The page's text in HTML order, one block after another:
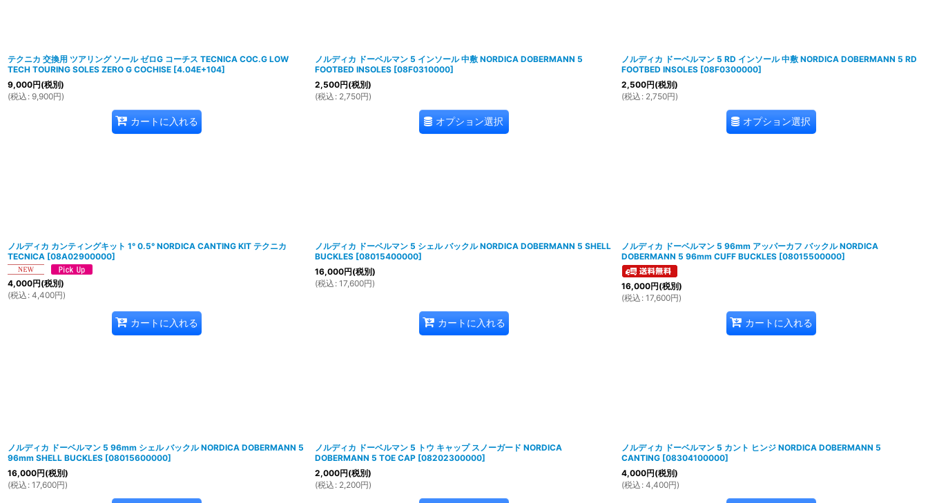
テクニカ 交換用 ツアリング ソール ゼロG コーチス TECNICA COC.G LOW
TECH TOURING SOLES ZERO G COCHISE [4.04E+104]
9,000円(税別)
(税込 : 9,900円)
カートに入れる
ノルディカ ドーベルマン 5 インソール 中敷 NORDICA DOBERMANN 5
FOOTBED INSOLES [08F0310000]
2,500円(税別)
(税込 : 2,750円)
オプション選択
ノルディカ ドーベルマン 5 RD インソール 中敷 NORDICA DOBERMANN 5 RD
FOOTBED INSOLES [08F0300000]
2,500円(税別)
(税込 : 2,750円)
オプション選択
ノルディカ カンティングキット 1° 0.5° NORDICA CANTING KIT テクニカ
TECNICA [08A02900000]
4,000円(税別)
(税込 : 4,400円)
カートに入れる
ノルディカ ドーベルマン 5 シェル バックル NORDICA DOBERMANN 5 SHELL
BUCKLES [08015400000]
16,000円(税別)
(税込 : 17,600円)
カートに入れる
ノルディカ ドーベルマン 5 96mm アッパーカフ バックル NORDICA
DOBERMANN 5 96mm CUFF BUCKLES [08015500000]
16,000円(税別)
(税込 : 17,600円)
カートに入れる
ノルディカ ドーベルマン 5 96mm シェル バックル NORDICA DOBERMANN 5
96mm SHELL BUCKLES [08015600000]
16,000円(税別)
(税込 : 17,600円)
ノルディカ ドーベルマン 5 トウ キャップ スノーガード NORDICA
DOBERMANN 5 TOE CAP [08202300000]
2,000円(税別)
(税込 : 2,200円)
ノルディカ ドーベルマン 5 カント ヒンジ NORDICA DOBERMANN 5
CANTING [08304100000]
4,000円(税別)
(税込 : 4,400円)